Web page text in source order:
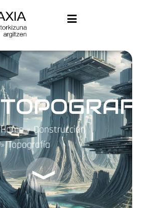
Home»Construcción
»Topografía